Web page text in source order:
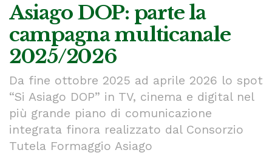
Asiago DOP: parte la
campagna multicanale
2025/2026
Da fine ottobre 2025 ad aprile 2026 lo spot
“Si Asiago DOP” in TV, cinema e digital nel
più grande piano di comunicazione
integrata finora realizzato dal Consorzio
Tutela Formaggio Asiago